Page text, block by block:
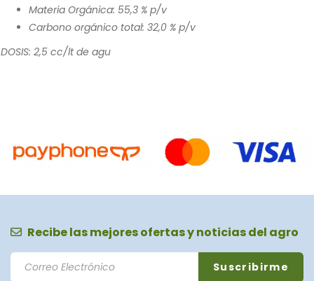
Materia Orgánica: 55,3 % p/v
Carbono orgánico total: 32,0 % p/v
DOSIS: 2,5 cc/lt de agu
Recibe las mejores ofertas y noticias del agro